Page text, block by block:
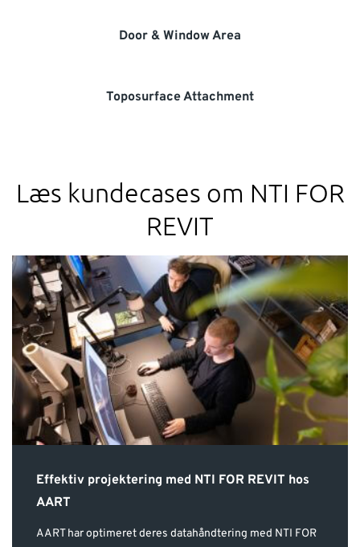
Door & Window Area
Toposurface Attachment
Læs kundecases om NTI FOR
REVIT
Effektiv projektering med NTI FOR REVIT hos
AART
AART har optimeret deres datahåndtering med NTI FOR